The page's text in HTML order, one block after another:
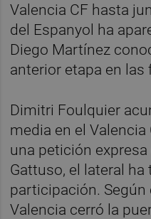
Valencia CF hasta
del Espanyol ha
Diego Martínez
anterior etapa en las
Dimitri Foulquier
media en el
una petición expresa
Gattuso, el lateral
participación. Según
Valencia cerró la